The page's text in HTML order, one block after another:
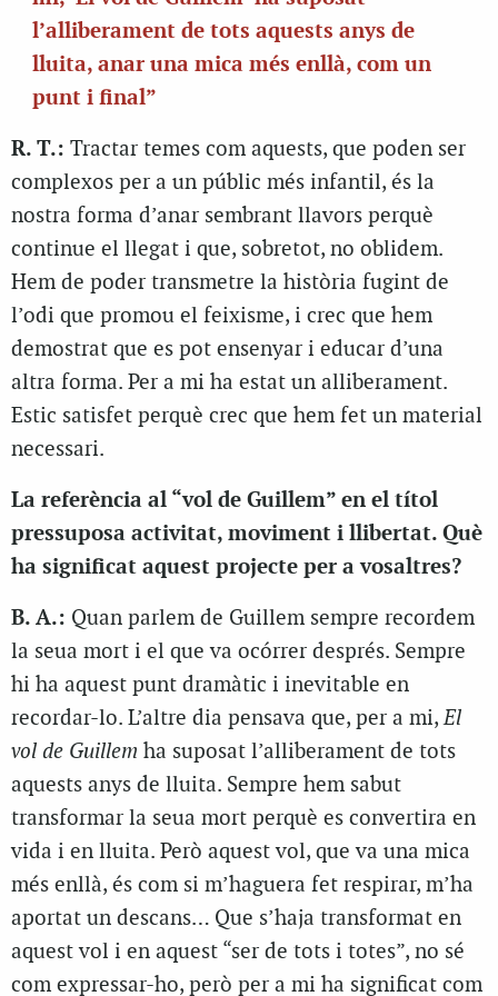
l’alliberament de tots aquests anys de
lluita, anar una mica més enllà, com un
punt i final”
R. T.: Tractar temes com aquests, que poden ser
complexos per a un públic més infantil, és la
nostra forma d’anar sembrant llavors perquè
continue el llegat i que, sobretot, no oblidem.
Hem de poder transmetre la història fugint de
l’odi que promou el feixisme, i crec que hem
demostrat que es pot ensenyar i educar d’una
altra forma. Per a mi ha estat un alliberament.
Estic satisfet perquè crec que hem fet un material
necessari.
La referència al “vol de Guillem” en el títol
pressuposa activitat, moviment i llibertat. Què
ha significat aquest projecte per a vosaltres?
B. A.: Quan parlem de Guillem sempre recordem
la seua mort i el que va ocórrer després. Sempre
hi ha aquest punt dramàtic i inevitable en
recordar-lo. L’altre dia pensava que, per a mi,El
vol de Guillem ha suposat l’alliberament de tots
aquests anys de lluita. Sempre hem sabut
transformar la seua mort perquè es convertira en
vida i en lluita. Però aquest vol, que va una mica
més enllà, és com si m’haguera fet respirar, m’ha
aportat un descans… Que s’haja transformat en
aquest vol i en aquest “ser de tots i totes”, no sé
com expressar-ho, però per a mi ha significat com